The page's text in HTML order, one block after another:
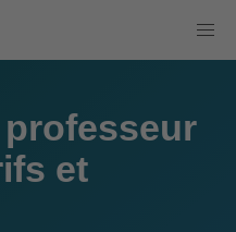
et